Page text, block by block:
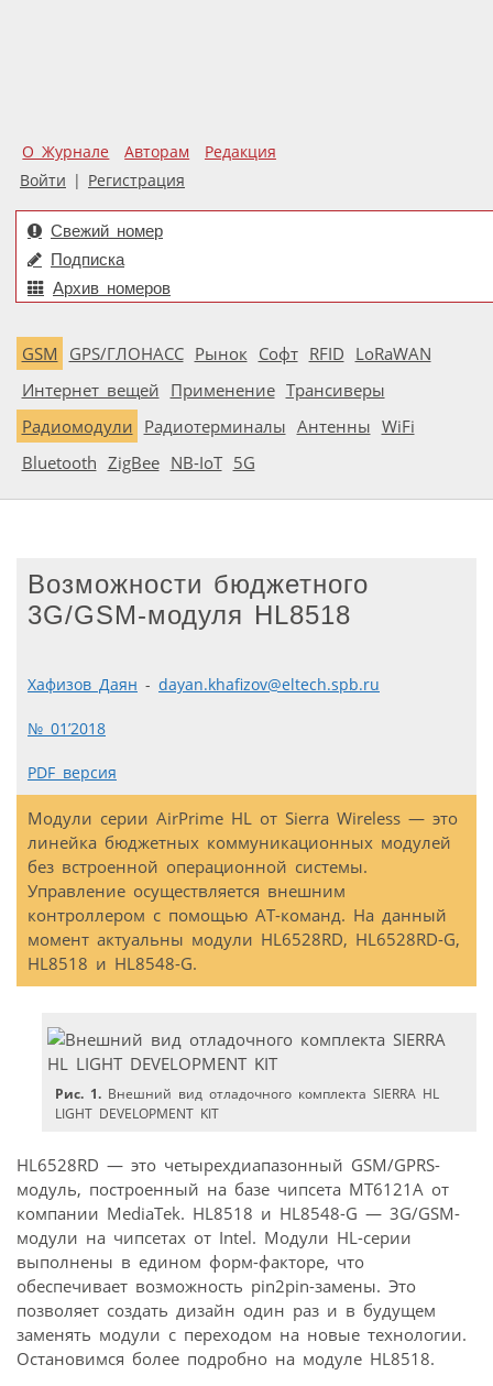
О Журнале Авторам
Редакция
Войти | Регистрация
Свежий номер
Подписка
Архив номеров
GSM GPS/ГЛОНАСС Рынок Софт RFID LoRaWAN
Интернет вещей Применение Трансиверы
Радиомодули Радиотерминалы Антенны WiFi
Bluetooth ZigBee NB-IoT 5G
Возможности бюджетного
3G/GSM-модуля HL8518
Хафизов Даян - dayan.khafizov@eltech.spb.ru
№ 01’2018
PDF версия
Модули серии AirPrime HL от Sierra Wireless — это
линейка бюджетных коммуникационных модулей
без встроенной операционной системы.
Управление осуществляется внешним
контроллером с помощью АТ-команд. На данный
момент актуальны модули HL6528RD, HL6528RD-G,
HL8518 и HL8548-G.
Рис. 1. Внешний вид отладочного комплекта SIERRA HL
LIGHT DEVELOPMENT KIT
HL6528RD — это четырехдиапазонный GSM/GPRS-
модуль, построенный на базе чипсета MT6121A от
компании MediaTek. HL8518 и HL8548-G — 3G/GSM-
модули на чипсетах от Intel. Модули HL-серии
выполнены в едином форм-факторе, что
обеспечивает возможность pin2pin-замены. Это
позволяет создать дизайн один раз и в будущем
заменять модули с переходом на новые технологии.
Остановимся более подробно на модуле HL8518.